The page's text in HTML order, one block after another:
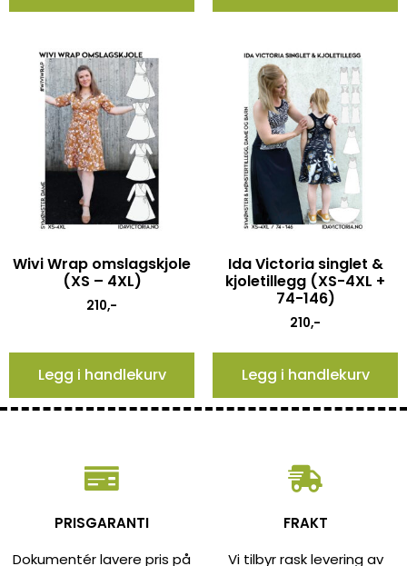
Wivi Wrap omslagskjole
(XS – 4XL)
210,-
Legg i handlekurv
Ida Victoria singlet &
kjoletillegg (XS-4XL +
74-146)
210,-
Legg i handlekurv
PRISGARANTI
Dokumentér lavere pris på
FRAKT
Vi tilbyr rask levering av